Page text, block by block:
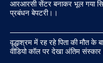
आरआरसी सेंटर बनाकर भूल गया
प्रबंधन बेपटरी।।
वृद्धाश्रम में रह रहे पिता की मौत
वीडियो कॉल पर देखा अंतिम